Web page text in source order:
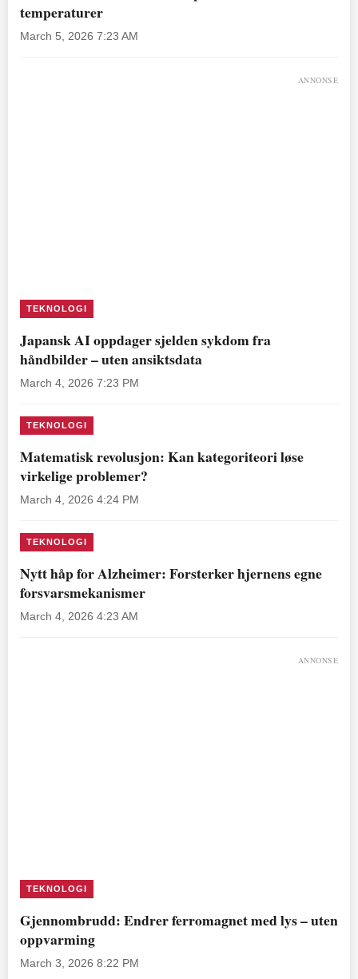
temperaturer
March 5, 2026 7:23 AM
ANNONSE
TEKNOLOGI
Japansk AI oppdager sjelden sykdom fra
håndbilder – uten ansiktsdata
March 4, 2026 7:23 PM
TEKNOLOGI
Matematisk revolusjon: Kan kategoriteori løse
virkelige problemer?
March 4, 2026 4:24 PM
TEKNOLOGI
Nytt håp for Alzheimer: Forsterker hjernens egne
forsvarsmekanismer
March 4, 2026 4:23 AM
ANNONSE
TEKNOLOGI
Gjennombrudd: Endrer ferromagnet med lys – uten
oppvarming
March 3, 2026 8:22 PM